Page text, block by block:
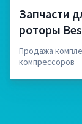
Запчасти
роторы
Продажа
компрессоров